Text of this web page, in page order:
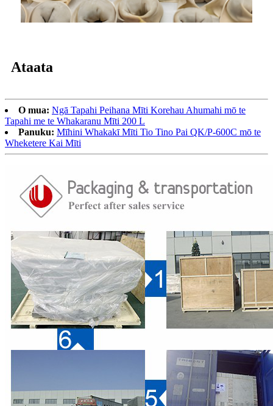
Ataata
O mua: Ngā Tapahi Peihana Mīti Korehau Ahumahi mō te
Tapahi me te Whakaranu Mīti 200 L
Panuku: Mīhini Whakakī Mīti Tio Tino Pai QK/P-600C mō te
Wheketere Kai Mīti